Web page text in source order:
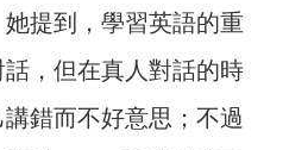
提到，學習英語的重
，但在真人對話的時
錯而不好意思；不過